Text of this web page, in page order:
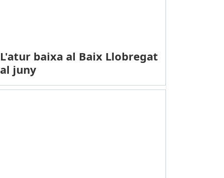
L'atur baixa al Baix Llobregat
al juny